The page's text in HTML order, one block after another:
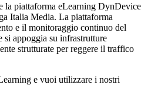
la piattaforma eLearning DynDevice
Italia Media. La piattaforma
e il monitoraggio continuo del
si appoggia su infrastrutture
strutturate per reggere il traffico
e vuoi utilizzare i nostri